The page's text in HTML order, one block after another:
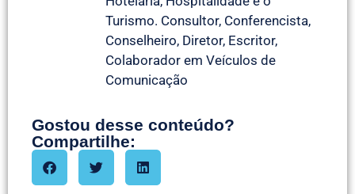
Turismo. Consultor, Conferencista,
Conselheiro, Diretor, Escritor,
Colaborador em Veículos de
Comunicação
Gostou desse conteúdo?
Compartilhe: